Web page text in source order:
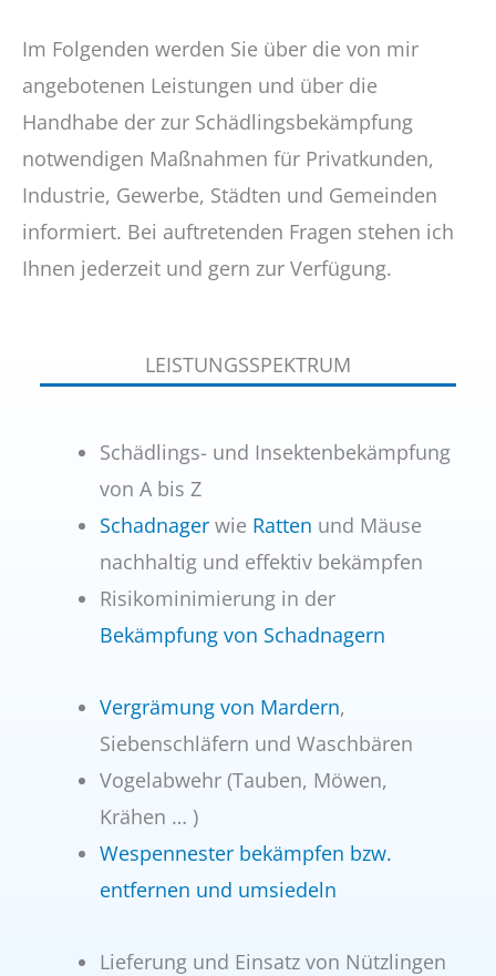
Im Folgenden werden Sie über die von mir
angebotenen Leistungen und über die
Handhabe der zur Schädlingsbekämpfung
notwendigen Maßnahmen für Privatkunden,
Industrie, Gewerbe, Städten und Gemeinden
informiert. Bei auftretenden Fragen stehen ich
Ihnen jederzeit und gern zur Verfügung.
LEISTUNGS­SPEKTRUM
Schädlings- und Insektenbekämpfung
von A bis Z
Schadnager wie Ratten und Mäuse
nach­haltig und effektiv bekämpfen
Risikominimierung in der
Bekämpfung von Schadnagern
Vergrämung von Mardern,
Siebenschläfern und Waschbären
Vogelabwehr (Tauben, Möwen,
Krähen … )
Wespennester bekämpfen bzw.
entfernen und umsiedeln
Lieferung und Einsatz von Nützlingen